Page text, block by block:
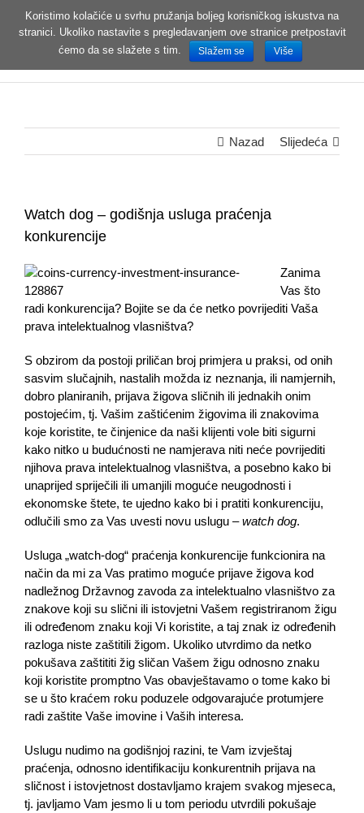
Nazad Slijedeća
Watch dog – godišnja usluga praćenja
konkurencije
Zanima
Vas što
radi konkurencija? Bojite se da će netko povrijediti Vaša
prava intelektualnog vlasništva?
S obzirom da postoji priličan broj primjera u praksi, od onih
sasvim slučajnih, nastalih možda iz neznanja, ili namjernih,
dobro planiranih, prijava žigova sličnih ili jednakih onim
postojećim, tj. Vašim zaštićenim žigovima ili znakovima
koje koristite, te činjenice da naši klijenti vole biti sigurni
kako nitko u budućnosti ne namjerava niti neće povrijediti
njihova prava intelektualnog vlasništva, a posebno kako bi
unaprijed spriječili ili umanjili moguće neugodnosti i
ekonomske štete, te ujedno kako bi i pratiti konkurenciju,
odlučili smo za Vas uvesti novu uslugu –watch dog.
Usluga „watch-dog“ praćenja konkurencije funkcionira na
način da mi za Vas pratimo moguće prijave žigova kod
nadležnog Državnog zavoda za intelektualno vlasništvo za
znakove koji su slični ili istovjetni Vašem registriranom žigu
ili određenom znaku koji Vi koristite, a taj znak iz određenih
razloga niste zaštitili žigom. Ukoliko utvrdimo da netko
pokušava zaštititi žig sličan Vašem žigu odnosno znaku
koji koristite promptno Vas obavještavamo o tome kako bi
se u što kraćem roku poduzele odgovarajuće protumjere
radi zaštite Vaše imovine i Vaših interesa.
Uslugu nudimo na godišnjoj razini, te Vam izvještaj
praćenja, odnosno identifikaciju konkurentnih prijava na
sličnost i istovjetnost dostavljamo krajem svakog mjeseca,
tj. javljamo Vam jesmo li u tom periodu utvrdili pokušaje
Koristimo kolačiće u svrhu pružanja boljeg korisničkog iskustva na
stranici. Ukoliko nastavite s pregledavanjem ove stranice pretpostavit
ćemo da se slažete s tim.
Slažem se Više